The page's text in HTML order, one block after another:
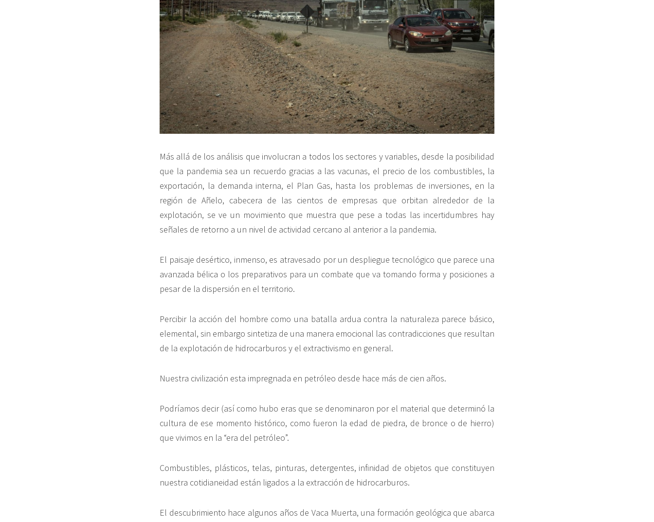
Más allá de los análisis que involucran a todos los sectores y variables, desde la posibilidad
que la pandemia sea un recuerdo gracias a las vacunas, el precio de los combustibles, la
exportación, la demanda interna, el Plan Gas, hasta los problemas de inversiones, en la
región de Añelo, cabecera de las cientos de empresas que orbitan alrededor de la
explotación, se ve un movimiento que muestra que pese a todas las incertidumbres hay
señales de retorno a un nivel de actividad cercano al anterior a la pandemia.
El paisaje desértico, inmenso, es atravesado por un despliegue tecnológico que parece una
avanzada bélica o los preparativos para un combate que va tomando forma y posiciones a
pesar de la dispersión en el territorio.
Percibir la acción del hombre como una batalla ardua contra la naturaleza parece básico,
elemental, sin embargo sintetiza de una manera emocional las contradicciones que resultan
de la explotación de hidrocarburos y el extractivismo en general.
Nuestra civilización esta impregnada en petróleo desde hace más de cien años.
Podríamos decir (así como hubo eras que se denominaron por el material que determinó la
cultura de ese momento histórico, como fueron la edad de piedra, de bronce o de hierro)
que vivimos en la “era del petróleo”.
Combustibles, plásticos, telas, pinturas, detergentes, infinidad de objetos que constituyen
nuestra cotidianeidad están ligados a la extracción de hidrocarburos.
El descubrimiento hace algunos años de Vaca Muerta, una formación geológica que abarca